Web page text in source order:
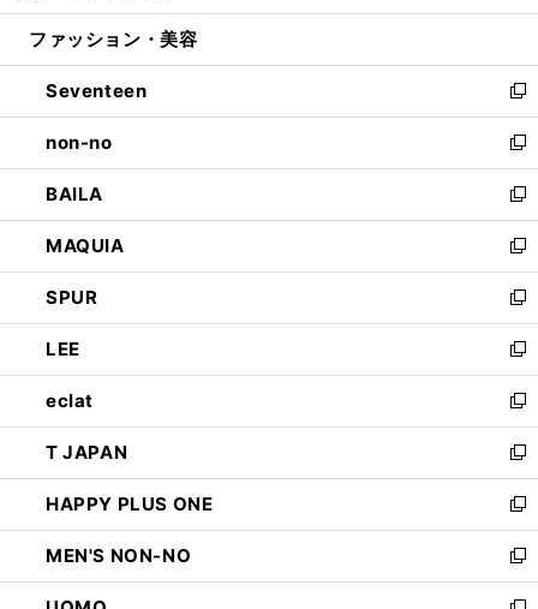
開
ウ
開
く
ン
ウ
で
開
く
ウ
ン
ド
ウ
で
開
く
ファッション・美容
Seventeen
新
し
い
ウ
ィ
ン
ド
ウ
で
開
く
non-no
新
し
い
ウ
ィ
ン
ド
ウ
で
開
く
BAILA
新
し
い
ウ
ィ
ン
ド
ウ
で
開
く
MAQUIA
新
し
い
ウ
ィ
ン
ド
ウ
で
開
く
SPUR
新
し
い
ウ
ィ
ン
ド
ウ
で
開
く
LEE
新
し
い
ウ
ィ
ン
ド
ウ
で
開
eclat
新
し
い
ウ
ィ
ン
ド
ウ
T JAPAN
新
し
い
ウ
ィ
ン
HAPPY PLUS ONE
新
し
い
ウ
MEN'S NON-NO
新
し